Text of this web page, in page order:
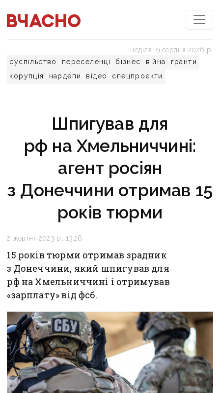
суспільство переселенці бізнес війна
гранти
корупція
нардепи відео спецпроєкти
неділя, 9 серпня 2026 р.
Шпигував для
рф на Хмельниччині:
агент росіян
з Донеччини отримав 15
років тюрми
2 жовтня 2023 р., 13:26
15 років тюрми отримав зрадник
з Донеччини, який шпигував для
рф на Хмельниччині і отримував
«зарплату» від фсб.